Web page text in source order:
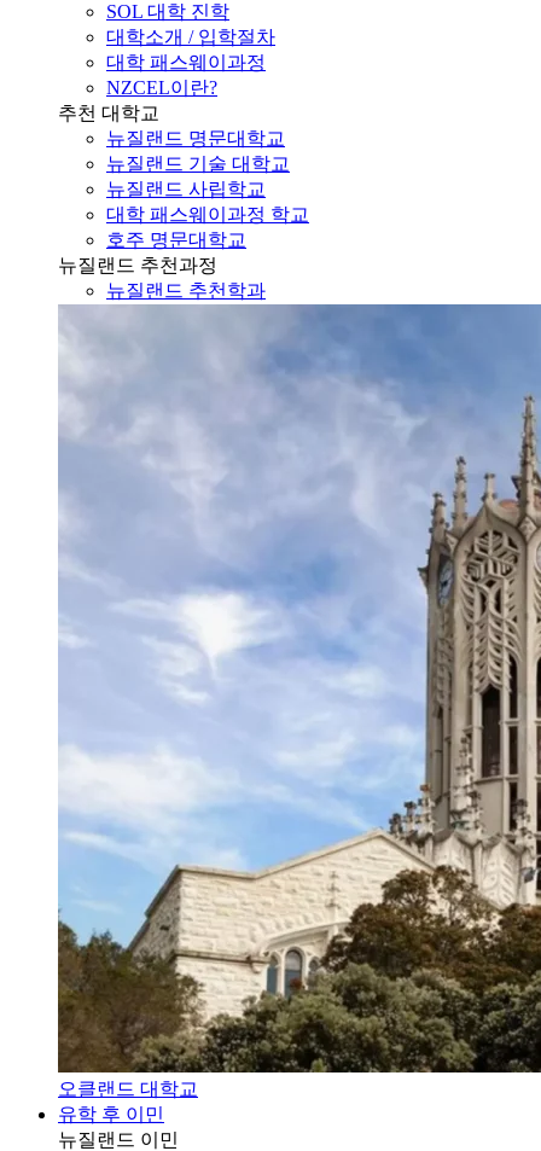
SOL 대학 진학
대학소개 / 입학절차
대학 패스웨이과정
NZCEL이란?
추천 대학교
뉴질랜드 명문대학교
뉴질랜드 기술 대학교
뉴질랜드 사립학교
대학 패스웨이과정 학교
호주 명문대학교
뉴질랜드 추천과정
뉴질랜드 추천학과
오클랜드 대학교
유학 후 이민
뉴질랜드 이민